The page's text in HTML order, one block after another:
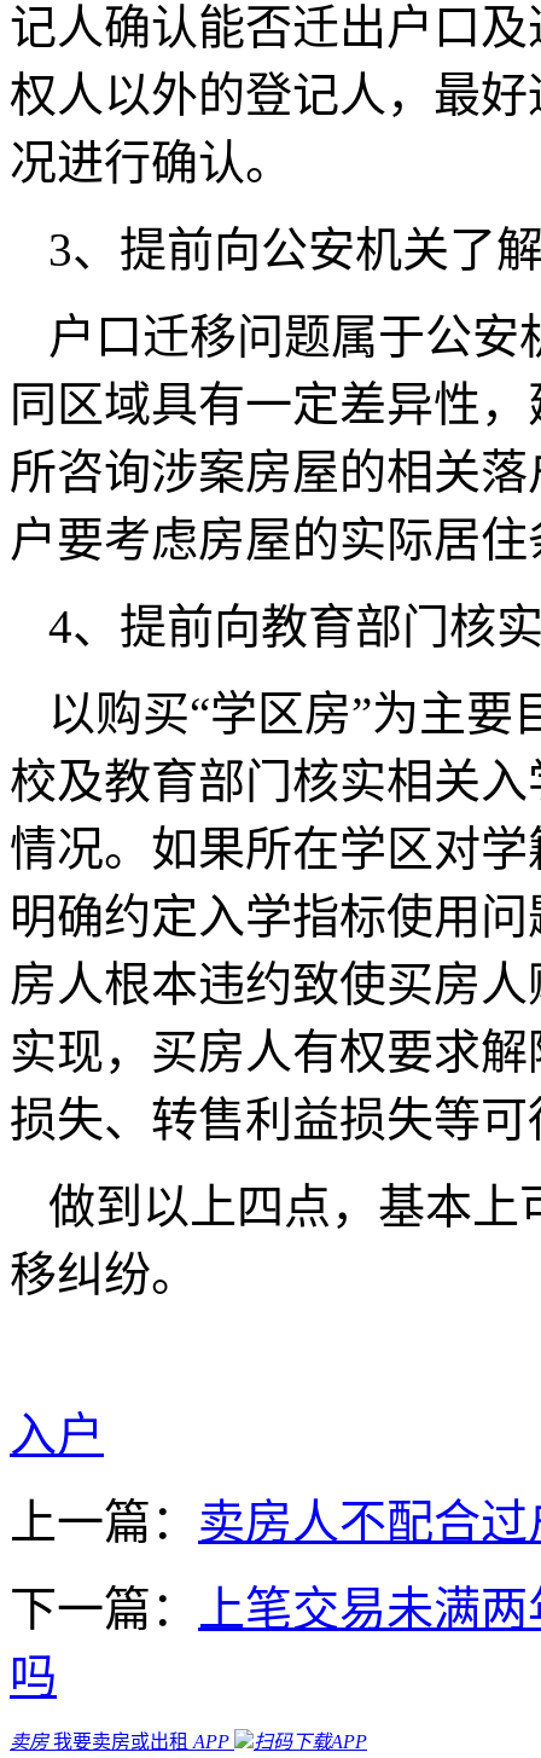
记人确认能否迁出户口
权人以外的登记人，最
况进行确认。
3、提前向公安机关了
户口迁移问题属于公
同区域具有一定差异性
所咨询涉案房屋的相关
户要考虑房屋的实际居
4、提前向教育部门核
以购买“学区房”为主
校及教育部门核实相关
情况。如果所在学区对
明确约定入学指标使用
房人根本违约致使买房
实现，买房人有权要求
损失、转售利益损失等
做到以上四点，基本上
移纠纷。
入户
上一篇： 卖房人不配合
下一篇：
上笔交易未满
吗
卖房 我要卖房或出租 APP
扫码下载APP